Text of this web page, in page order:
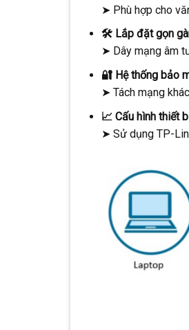
➤ Phù hợp cho
🛠️ Lắp đặt gọn
➤ Dây mạng âm
🔐 Hệ thống bảo
➤ Tách mạng
📈 Cấu hình thiết
➤ Sử dụng TP-